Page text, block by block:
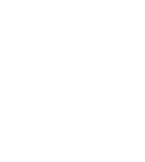
OUTRAS